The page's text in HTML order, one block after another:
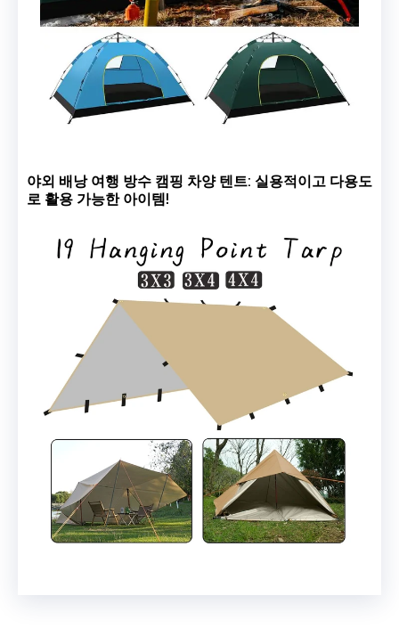
야외 배낭 여행 방수 캠핑 차양 텐트: 실용적이고 다용도
로 활용 가능한 아이템!